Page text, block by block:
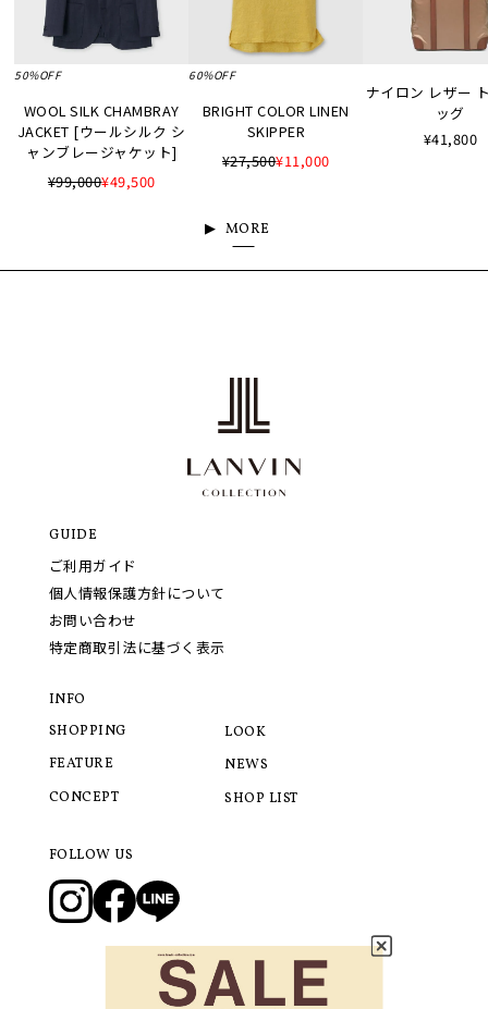
50%OFF
WOOL SILK CHAMBRAY
JACKET [ウールシルク シ
ャンブレージャケット]
¥99,000¥49,500
60%OFF
BRIGHT COLOR LINEN
SKIPPER
¥27,500¥11,000
ナイロン レザー
ッグ
¥41,800
MORE
GUIDE
ご利用ガイド
個人情報保護方針について
お問い合わせ
特定商取引法に基づく表示
INFO
SHOPPING
FEATURE
CONCEPT
LOOK
NEWS
SHOP LIST
FOLLOW US